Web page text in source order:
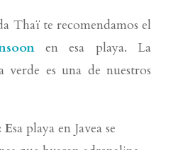
Thaï te recomendamos el
en esa playa. La
verde es una de nuestros
Esa playa en Javea se